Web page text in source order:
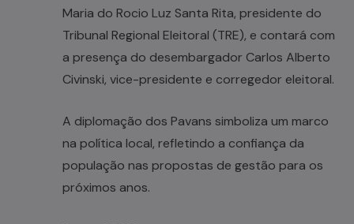
Maria do Rocio Luz Santa Rita, presidente do
Tribunal Regional Eleitoral (TRE), e contará com
a presença do desembargador Carlos Alberto
Civinski, vice-presidente e corregedor eleitoral.
A diplomação dos Pavans simboliza um marco
na política local, refletindo a confiança da
população nas propostas de gestão para os
próximos anos.